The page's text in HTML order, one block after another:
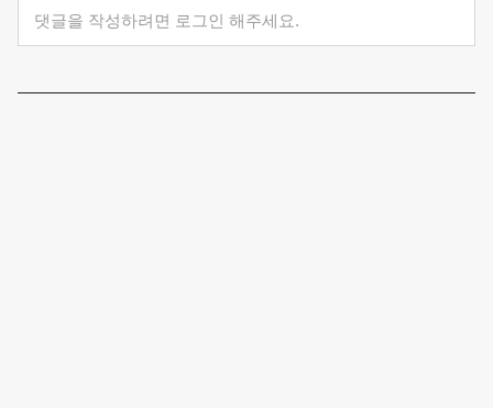
댓글을 작성하려면 로그인 해주세요.